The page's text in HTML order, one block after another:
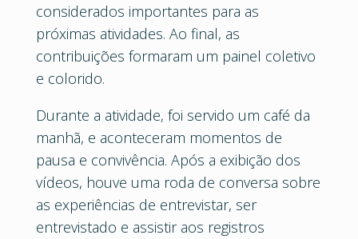
considerados importantes para as
próximas atividades. Ao final, as
contribuições formaram um painel coletivo
e colorido.
Durante a atividade, foi servido um café da
manhã, e aconteceram momentos de
pausa e convivência. Após a exibição dos
vídeos, houve uma roda de conversa sobre
as experiências de entrevistar, ser
entrevistado e assistir aos registros